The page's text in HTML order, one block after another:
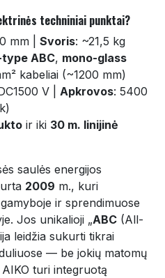
techniniai punktai?
mm | Svoris: ~21,5 kg
type ABC, mono-glass
kabeliai (~1200 mm)
V | Apkrovos: 5400
ir iki 30 m. linijinė
saulės energijos
2009 m., kuri
ir sprendimuose
Jos unikalioji „ABC (All-
leidžia sukurti tikrai
— be jokių matomų
turi integruotą